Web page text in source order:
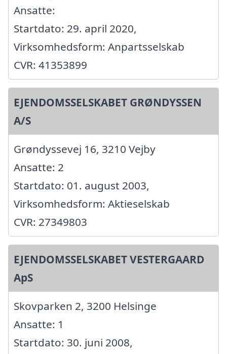
Ansatte:
Startdato: 29. april 2020,
Virksomhedsform: Anpartsselskab
CVR: 41353899
EJENDOMSSELSKABET GRØNDYSSEN
A/S
Grøndyssevej 16, 3210 Vejby
Ansatte: 2
Startdato: 01. august 2003,
Virksomhedsform: Aktieselskab
CVR: 27349803
EJENDOMSSELSKABET VESTERGAARD
ApS
Skovparken 2, 3200 Helsinge
Ansatte: 1
Startdato: 30. juni 2008,